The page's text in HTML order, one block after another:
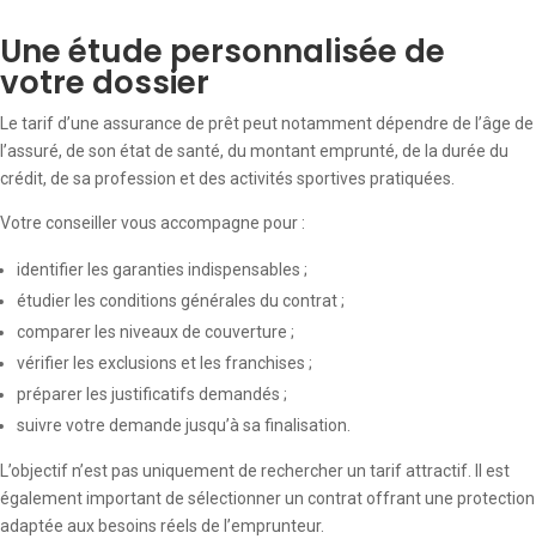
Une étude personnalisée de
votre dossier
Le tarif d’une assurance de prêt peut notamment dépendre de l’âge de
l’assuré, de son état de santé, du montant emprunté, de la durée du
crédit, de sa profession et des activités sportives pratiquées.
Votre conseiller vous accompagne pour :
identifier les garanties indispensables ;
étudier les conditions générales du contrat ;
comparer les niveaux de couverture ;
vérifier les exclusions et les franchises ;
préparer les justificatifs demandés ;
suivre votre demande jusqu’à sa finalisation.
L’objectif n’est pas uniquement de rechercher un tarif attractif. Il est
également important de sélectionner un contrat offrant une protection
adaptée aux besoins réels de l’emprunteur.